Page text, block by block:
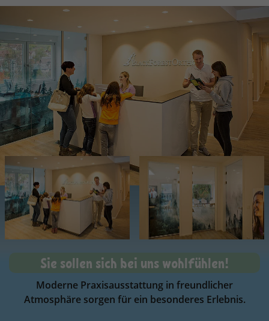
Sie sollen sich bei uns wohlfühlen!
Moderne Praxisausstattung in freundlicher
Atmosphäre sorgen für ein besonderes Erlebnis.